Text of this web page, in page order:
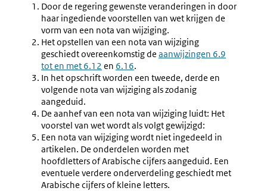
Door de regering gewenste veranderingen in door
haar ingediende voorstellen van wet krijgen de
vorm van een nota van wijziging.
Het opstellen van een nota van wijziging
geschiedt overeenkomstig de aanwijzingen 6.9
tot en met 6.12 en 6.16.
In het opschrift worden een tweede, derde en
volgende nota van wijziging als zodanig
aangeduid.
De aanhef van een nota van wijziging luidt: Het
voorstel van wet wordt als volgt gewijzigd:
Een nota van wijziging wordt niet ingedeeld in
artikelen. De onderdelen worden met
hoofdletters of Arabische cijfers aangeduid. Een
eventuele verdere onderverdeling geschiedt met
Arabische cijfers of kleine letters.